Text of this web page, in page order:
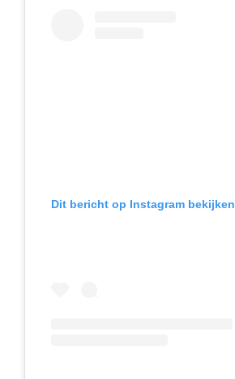
Dit bericht op Instagram bekijken